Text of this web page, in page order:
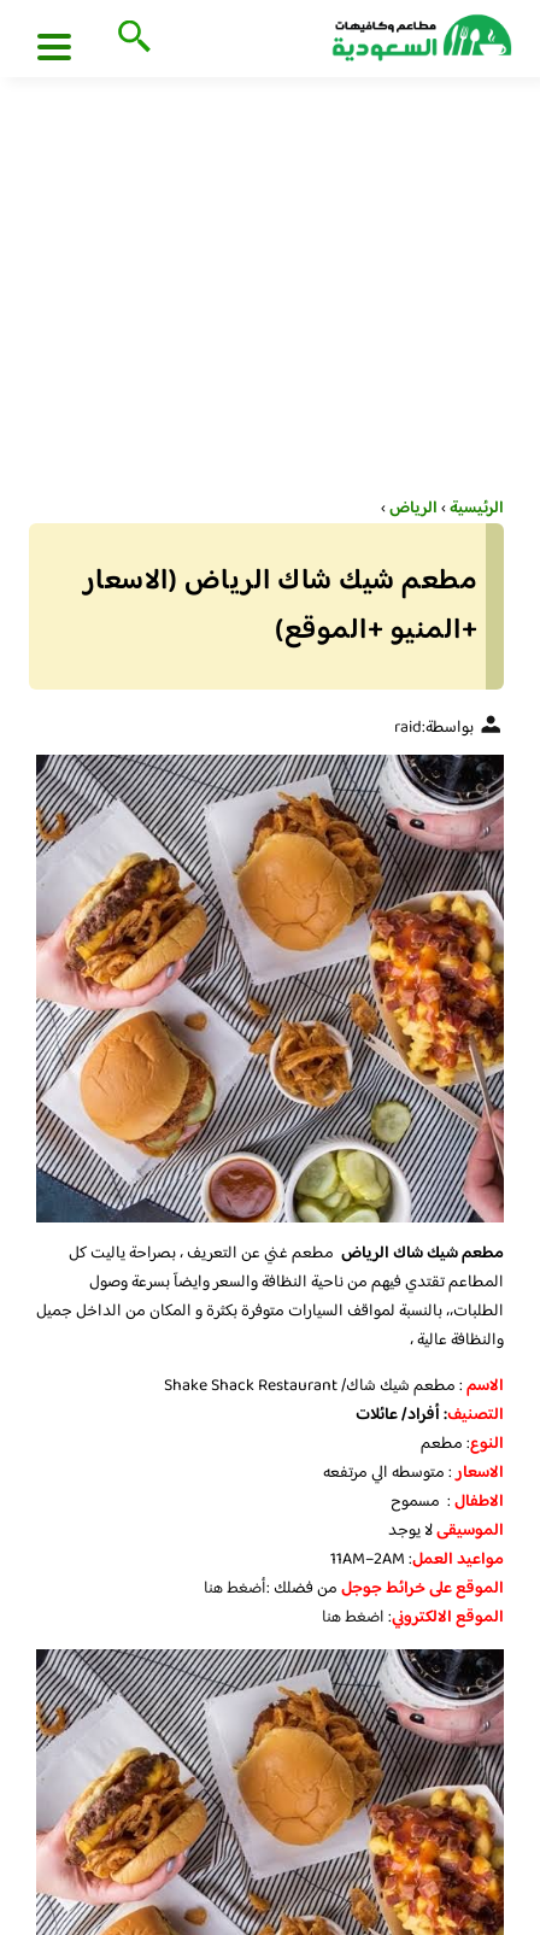
الرئيسية›الرياض›
مطعم شيك شاك الرياض (الاسعار
+المنيو +الموقع)
بواسطة:raid
مطعم شيك شاك الرياض مطعم غني عن التعريف ، بصراحة ياليت كل
المطاعم تقتدي فيهم من ناحية النظافة والسعر وايضآ بسرعة وصول
الطلبات،،‬ ‫بالنسبة لمواقف السيارات متوفرة بكثرة و المكان من الداخل جميل
والنظافة عالية ،
الاسم: مطعم شيك شاك/ Shake Shack Restaurant
التصنيف: أفراد/ عائلات
النوع: مطعم
الاسعار: متوسطه الي مرتفعه
الاطفال: مسموح
الموسيقىلا يوجد
مواعيد العمل: 11AM–2AM
الموقع على خرائط جوجلمن فضلك :أضغط هنا
الموقع الالكتروني:اضغط هنا